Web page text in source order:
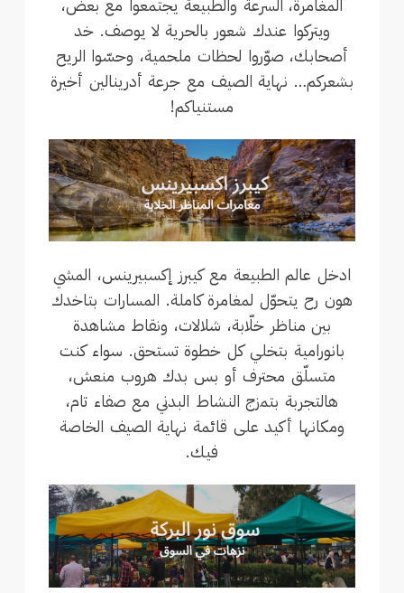
ويتركوا عندك شعور بالحرية لا يوصف. خد
أصحابك، صوّروا لحظات ملحمية، وحسّوا الريح
بشعركم… نهاية الصيف مع جرعة أدرينالين أخيرة
مستنياكم!
ادخل عالم الطبيعة مع كيبرز إكسبيرينس، المشي
هون رح يتحوّل لمغامرة كاملة. المسارات بتاخدك
بين مناظر خلّابة، شلالات، ونقاط مشاهدة
بانورامية بتخلي كل خطوة تستحق. سواء كنت
متسلّق محترف أو بس بدك هروب منعش،
هالتجربة بتمزج النشاط البدني مع صفاء تام،
ومكانها أكيد على قائمة نهاية الصيف الخاصة
فيك.